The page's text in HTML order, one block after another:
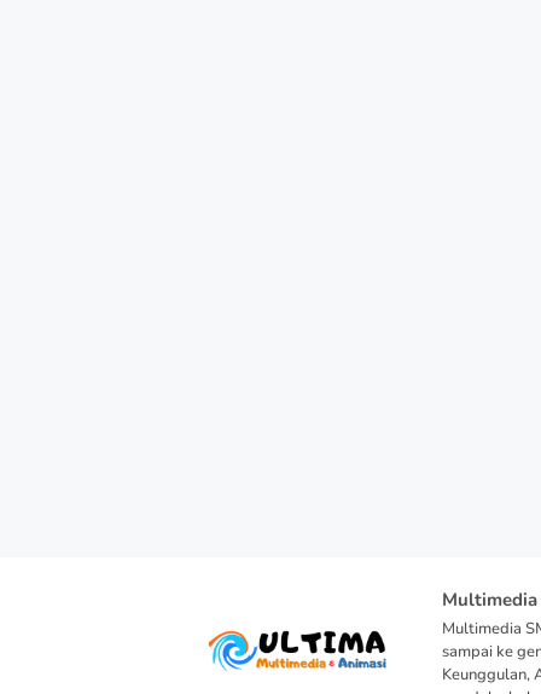
Multimedia
sampai ke
Keunggulan,